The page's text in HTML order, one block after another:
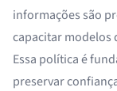
informações são
capacitar modelos
Essa política é
preservar